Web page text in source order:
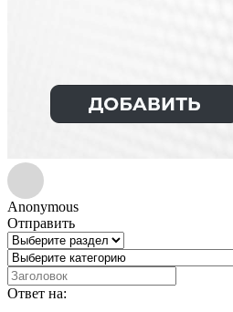
Anonymous
Отправить
Ответ на: